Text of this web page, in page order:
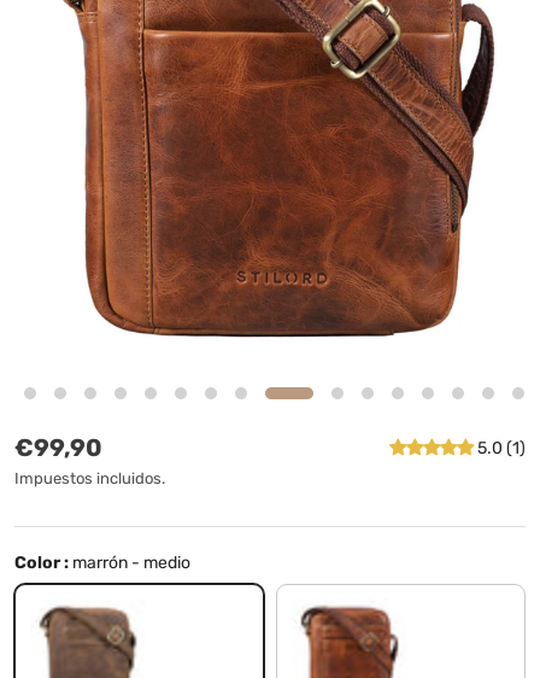
Precio normal
€99,90
Impuestos incluidos.
5.0 (1)
Color : marrón - medio
marrón - medio kara - cognac